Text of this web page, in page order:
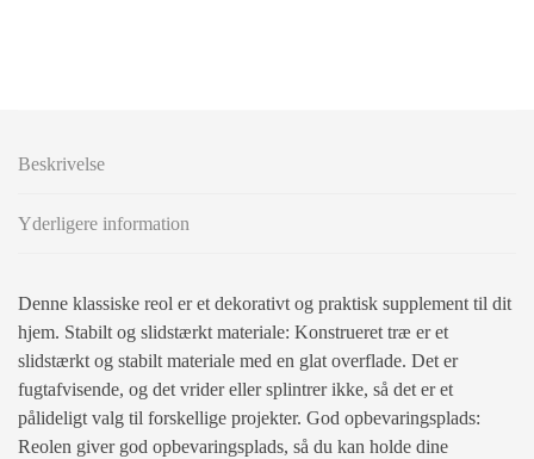
Beskrivelse
Yderligere information
Denne klassiske reol er et dekorativt og praktisk supplement til dit
hjem. Stabilt og slidstærkt materiale: Konstrueret træ er et
slidstærkt og stabilt materiale med en glat overflade. Det er
fugtafvisende, og det vrider eller splintrer ikke, så det er et
pålideligt valg til forskellige projekter. God opbevaringsplads:
Reolen giver god opbevaringsplads, så du kan holde dine